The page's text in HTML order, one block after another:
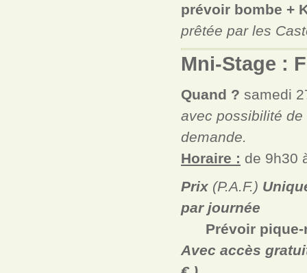
prévoir bombe +
prêtée par les
Mni-Stage :
Quand ? samedi
avec possibilité
demande.
Horaire : de 9h30
Prix (P.A.F.)
par journée
Prévoir
Avec accès